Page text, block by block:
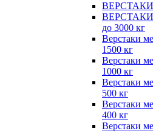
ВЕРСТАКИ
ВЕРСТАКИ
до 3000 кг
Верстаки
1500 кг
Верстаки
1000 кг
Верстаки
500 кг
Верстаки
400 кг
Верстаки